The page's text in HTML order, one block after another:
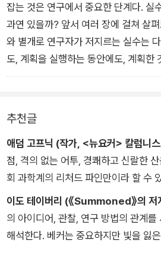
이를 통해 우리는 이번 장 전체에 걸쳐
적 문제를 인식하게 된다. 유달리 투명
라 해도 어김없이 모호한 부분을 포함
대개 간과될 뿐 아니라 인식조차 되지
않게 나타나서 측정과 결론 도출까지
_ <산출 불가능한 수치를 산출하는 법: 주거 부정인 사람들> 중
러나 그는 범죄학자들의 주장에 사용
전문직 종사자의 범죄 행위를 포함하고
있다고 지적했다. 그러한 행위의 범죄
가 없었다. 하지만 이는 민사 재판에 제
러났다. 범죄를 계획하고 지시한 기업
계에서 빠졌다. 그 결과인 부적절한 표
이 설득력을 잃었다. 서덜랜드는 다음
했다. “사실 범죄는 빈곤이나 빈곤이
시오패스적 질환과는 밀접한 관련이 없
행위에 대한 상당히 다른 방향의 해석
인 해석은 편향된 표본에서 도출된 탓
층에 속하지 않은 사람들이 저지른 광
잡는 것은 연구에서 중요한 단계다. 실
과연 있을까? 앞서 여러 장에 걸쳐 살
와 별개로 연구자가 저지르는 실수는
도, 계획을 실행하는 동안에도, 계획한
수는 발생한다. 이미 우리는 그 같은
418면
추천글
애덤 고프닉 (작가, <뉴요커> 칼럼니
점, 격의 없는 어투, 경쾌하고 신랄한
회 과학계의 리처드 파인만이라 할 수
끼친 영향력은 여전히 지대하다.”
이도 테이버리 (《Summoned》의 저
의 아이디어, 관찰, 연구 방법의 관계
해석한다. 베커는 중요하지만 빛을 잃